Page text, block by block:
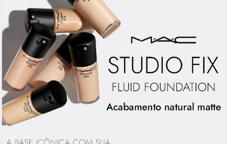
HIV/AIDS e no combate à infecção pelo mundo com o M·A·C AIDS Fund e a
campanha VIVA GLAM, que conta com o apoio de porta-vozes importantes
para a conscientização e prevenção à doença.